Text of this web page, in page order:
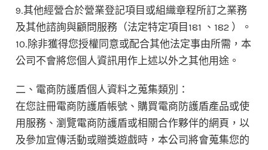
9.其他經營合於營業登記項目或組織章程所訂之業務
及其他諮詢與顧問服務（法定特定項目181 、182 ）。
10.除非獲得您授權同意或配合其他法定事由所需，本
公司不會將您個人資訊用作上述以外之其他用途。
二、電商防護盾個人資料之蒐集類別：
在您註冊電商防護盾帳號、購買電商防護盾產品或使
用服務、瀏覽電商防護盾或相關合作夥伴的網頁，以
及參加宣傳活動或贈獎遊戲時，本公司將會蒐集您的